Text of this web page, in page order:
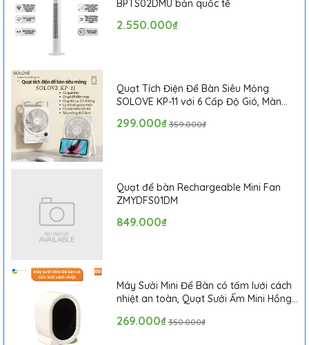
BPTS02DMU bản quốc tế
2.550.000₫
Quạt Tích Điện Để Bàn Siêu Mỏng
SOLOVE KP-11 với 6 Cấp Độ Gió, Màn
299.000₫ 359.000₫
Quạt để bàn Rechargeable Mini Fan
ZMYDFS01DM
849.000₫
Máy Sưởi Mini Để Bàn có tấm lưới cách
nhiệt an toàn, Quạt Sưởi Ấm Mini Hồng
269.000₫ 350.000₫